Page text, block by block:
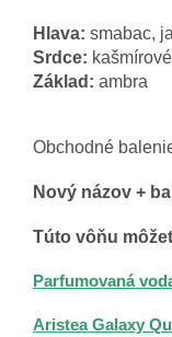
Hlava: smabac,
Srdce:
Základ: ambra
Obchodné
Nový názov +
Túto vôňu
Parfumovaná
Aristea Galaxy